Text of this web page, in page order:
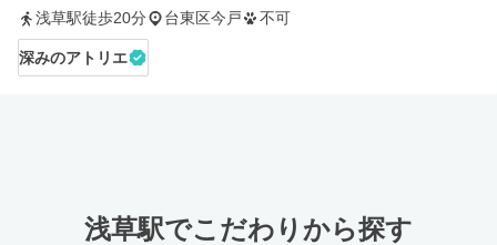
浅草駅徒歩20分
台東区今戸 不可
深みのアトリエ
浅草駅でこだわりから探す